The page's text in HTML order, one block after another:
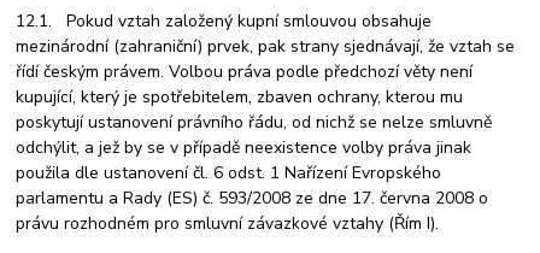
12.1. Pokud vztah založený kupní smlouvou obsahuje
mezinárodní (zahraniční) prvek, pak strany sjednávají, že vztah se
řídí českým právem. Volbou práva podle předchozí věty není
kupující, který je spotřebitelem, zbaven ochrany, kterou mu
poskytují ustanovení právního řádu, od nichž se nelze smluvně
odchýlit, a jež by se v případě neexistence volby práva jinak
použila dle ustanovení čl. 6 odst. 1 Nařízení Evropského
parlamentu a Rady (ES) č. 593/2008 ze dne 17. června 2008 o
právu rozhodném pro smluvní závazkové vztahy (Řím I).